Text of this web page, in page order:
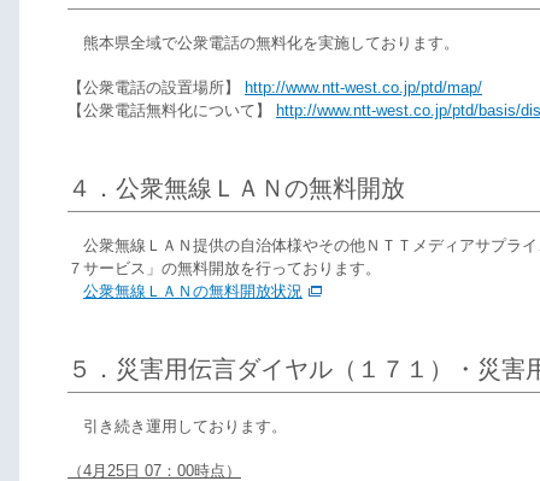
熊本県全域で公衆電話の無料化を実施しております。
【公衆電話の設置場所】
http://www.ntt-west.co.jp/ptd/map/
【公衆電話無料化について】
http://www.ntt-west.co.jp/ptd/basis/
４．公衆無線ＬＡＮの無料開放
公衆無線ＬＡＮ提供の自治体様やその他ＮＴＴメディアサプラ
７サービス」の無料開放を行っております。
公衆無線ＬＡＮの無料開放状況
５．災害用伝言ダイヤル（１７１）・災害
引き続き運用しております。
（4月25日 07：00時点）